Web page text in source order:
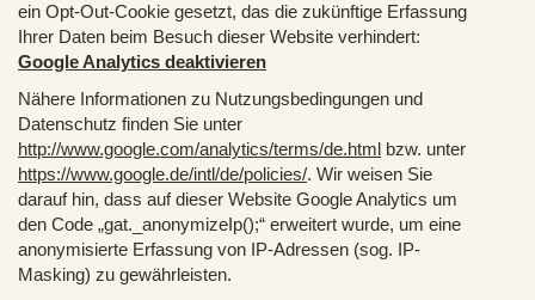
ein Opt-Out-Cookie gesetzt, das die zukünftige Erfassung
Ihrer Daten beim Besuch dieser Website verhindert:
Google Analytics deaktivieren
Nähere Informationen zu Nutzungsbedingungen und
Datenschutz finden Sie unter
http://www.google.com/analytics/terms/de.html bzw. unter
https://www.google.de/intl/de/policies/. Wir weisen Sie
darauf hin, dass auf dieser Website Google Analytics um
den Code „gat._anonymizeIp();“ erweitert wurde, um eine
anonymisierte Erfassung von IP-Adressen (sog. IP-
Masking) zu gewährleisten.